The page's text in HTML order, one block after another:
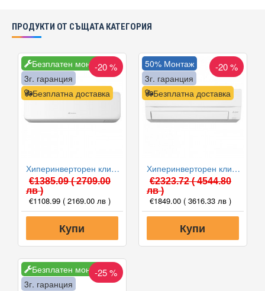
ПРОДУКТИ ОТ СЪЩАТА КАТЕГОРИЯ
Безплатен монтаж
Безплатна доставка
3г. гаранция
-20 %
Хиперинверторен климатик Fuji Electric RSG12KGTB(E) /ROG12KGCA, 12000 BTU, Клас A+++
€1385.09( 2709.00
лв )
€1108.99 ( 2169.00 лв )
Купи
Безплатна доставка
50% Монтаж
3г. гаранция
-20 %
Хиперинверторен климатик Mitsubishi Electric MSZ-FT35VGK/MUZ-FT35VGHZ NINJA, 12000 BTU, Клас A+++
€2323.72( 4544.80
лв )
€1849.00 ( 3616.33 лв )
Купи
Безплатен монтаж
3г. гаранция
-25 %